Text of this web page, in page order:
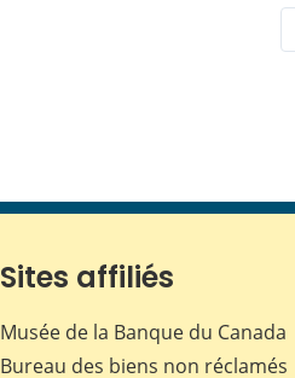
Sites affiliés
Musée de la Banque du Canada
Bureau des biens non réclamés